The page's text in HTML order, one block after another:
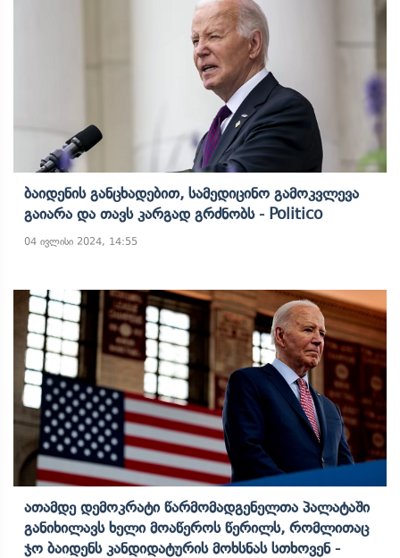
Ბაიდენის Განცხადებით, Სამედიცინო Გამოკვლევა
Გაიარა Და Თავს Კარგად Გრძნობს - Politico
04 ივლისი 2024, 14:55
Ათამდე Დემოკრატი Წარმომადგენელთა Პალატაში
Განიხილავს Ხელი Მოაწეროს Წერილს, Რომლითაც
Ჯო Ბაიდენს Კანდიდატურის Მოხსნას Სთხოვენ -